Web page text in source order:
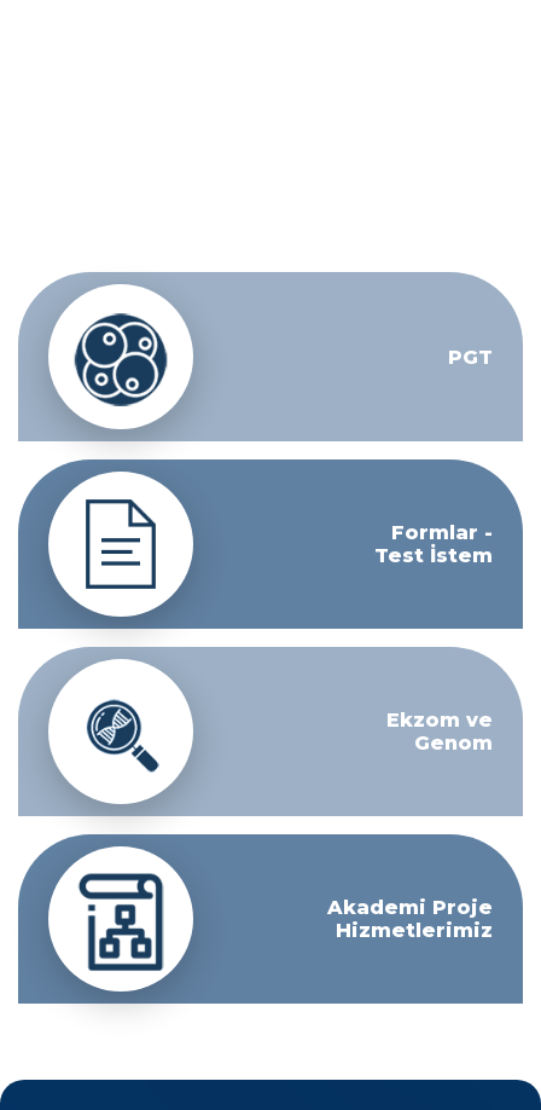
PGT
Formlar -
Test İstem
Ekzom ve
Genom
Akademi Proje
Hizmetlerimiz